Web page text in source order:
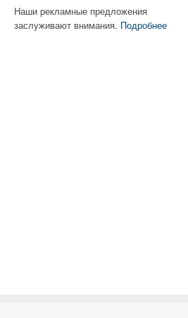
Наши рекламные предложения
заслуживают внимания. Подробнее